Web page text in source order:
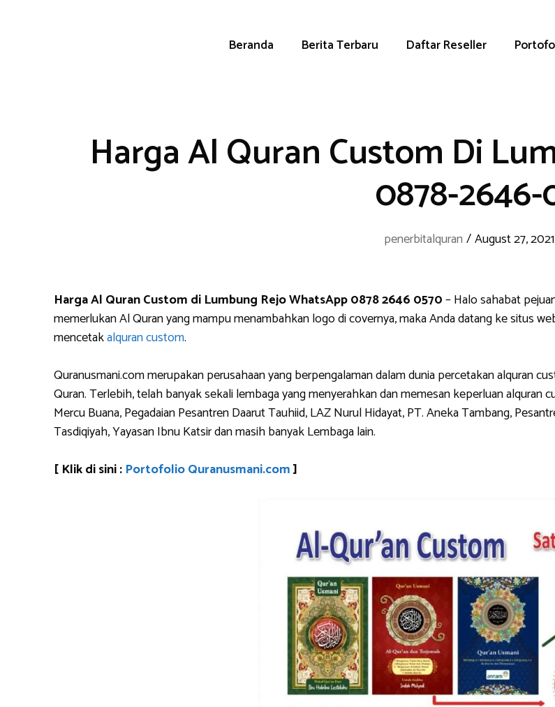
Beranda Berita Terbaru Daftar Reseller
Harga Al Quran Custom Di
0878-
penerbitalquran /August 27, 2021
Harga Al Quran Custom di Lumbung Rejo WhatsApp 0878 2646 0570– Halo sahabat
memerlukan Al Quran yang mampu menambahkan logo di covernya, maka Anda datang ke situs
mencetakalquran custom.
Quranusmani.com merupakan perusahaan yang berpengalaman dalam dunia percetakan alquran
Quran. Terlebih, telah banyak sekali lembaga yang menyerahkan dan memesan keperluan alquran
Mercu Buana, Pegadaian Pesantren Daarut Tauhiid, LAZ Nurul Hidayat, PT. Aneka Tambang,
Tasdiqiyah, Yayasan Ibnu Katsir dan masih banyak Lembaga lain.
[ Klik di sini : Portofolio Quranusmani.com]